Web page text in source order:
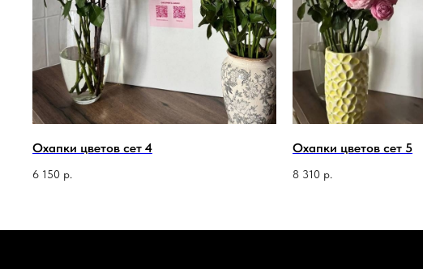
Охапки цветов сет 4
6 150 р.
Охапки цветов сет 5
8 310 р.